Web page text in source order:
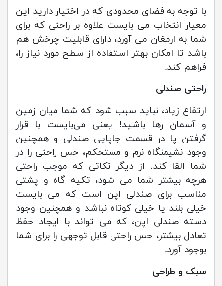
با توجه به فضای محدودی که در اختیار دارید این
معیار انتخاب می بایست علاوه بر راحتی که برای
شما به ارمغان می آورد، دارای قابلیت چرخش هم
باشد تا امکان بهتر استفاده از سطح مورد نیاز را،
فراهم کند.
راحتی صندلی
ارتفاع زیاد، نباید سبب شود که شما میان زمین
و آسمان رها باشید! یعنی می‌بایست با قرار
گرفتن پا در قسمت جاپایی صندلی و همچنین
وجود نشیمنگاه نرم و مستحکم، حس راحتی را در
شما القا کند. از دیگر نکاتی که موجب راحتی
هرچه بیشتر شما می شود، تکیه گاه و پشتی
مناسب برای صندلی اپن است که می بایست
خیلی بلند یا خیلی کوتاه نباشد و همچنین وجود
دسته صندلی اپن، که می تواند با ایجاد حفظ
تعادل بیشتر، حس راحتی قابل توجهی را برای شما
بوجود آورد.
سبک و طراحی